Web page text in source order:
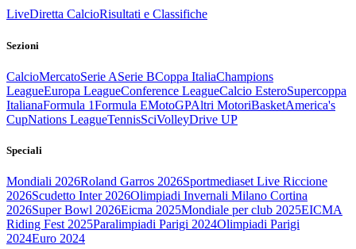
LiveDiretta CalcioRisultati e Classifiche
Sezioni
CalcioMercatoSerie ASerie BCoppa ItaliaChampions
LeagueEuropa LeagueConference LeagueCalcio EsteroSupercoppa
ItalianaFormula 1Formula EMotoGPAltri MotoriBasketAmerica's
CupNations LeagueTennisSciVolleyDrive UP
Speciali
Mondiali 2026Roland Garros 2026Sportmediaset Live Riccione
2026Scudetto Inter 2026Olimpiadi Invernali Milano Cortina
2026Super Bowl 2026Eicma 2025Mondiale per club 2025EICMA
Riding Fest 2025Paralimpiadi Parigi 2024Olimpiadi Parigi
2024Euro 2024